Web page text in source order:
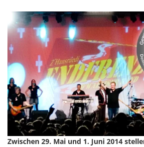
Zwischen 29. Mai und 1. Juni 2014